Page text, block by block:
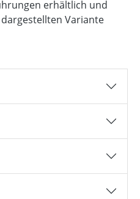
erhältlich und
Variante